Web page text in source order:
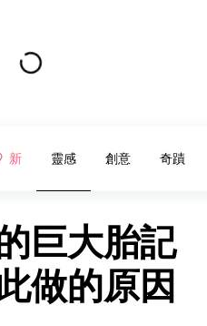
新 靈感 創意 奇蹟
巨大胎記
做的原因